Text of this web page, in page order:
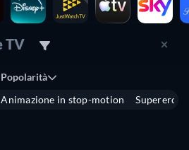
ricerca di streaming che ti
per trovare il provider
noleggiare film e serie TV.
TV
Popolarità
Animazione in stop-motion Supereroi